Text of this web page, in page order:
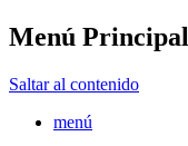
Menú Principal
Saltar al contenido
menú